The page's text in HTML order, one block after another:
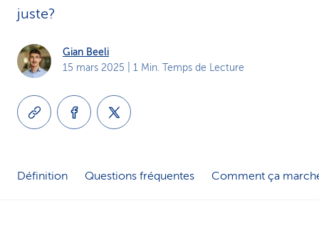
juste?
Gian Beeli
15 mars 2025 | 1 Min. Temps de Lecture
Définition Questions fréquentes Comment ça